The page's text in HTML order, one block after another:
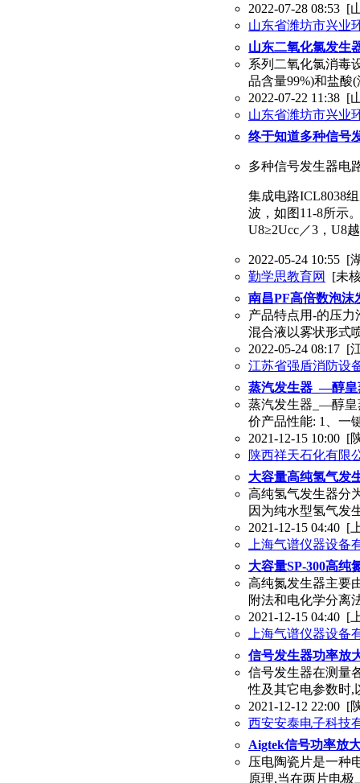
2022-07-28 08:53 [
山东省潍坊市兴业
山东二氧化氯发生
系列二氧化氯消毒
品含量99%)和盐酸
2022-07-22 11:38 [
山东省潍坊市兴业
终于知道多种信号
多种信号发生器电
集成电路ICL8038
波，如图11-8所示
U8≥2Ucc／3，U8
2022-05-24 10:55 [
勤学思教育网
[未
南昌PF高倍数泡沫
产品特点用-的压
混合液以雾状形式
2022-05-24 08:17 [
江苏省强盾消防设
蒸汽发生器_—醇皇
蒸汽发生器_—醇皇
价产品性能: 1、一
2021-12-15 10:00 [
陕西祥天石化有限
大容量高纯氢气发
高纯氢气发生器分
因为纯水型氢气发
2021-12-15 04:40 [
上海气谱仪器设备
大容量SP-300高纯
高纯氮发生器主要
附法和电化学分离
2021-12-15 04:40 [
上海气谱仪器设备
信号发生器功率放
信号发生器在测量
性及其它电参数时,
2021-12-12 22:00 [
西安安泰电子科技
Aigtek信号功率放
压电陶瓷片是一种
原理,当在两片电